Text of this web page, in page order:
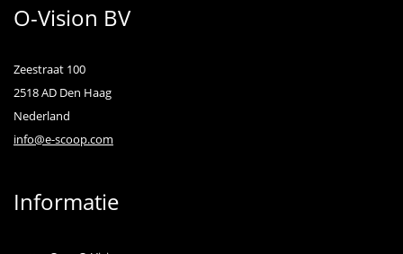
O-Vision BV
Zeestraat 100
2518 AD Den Haag
Nederland
info@e-scoop.com
Informatie